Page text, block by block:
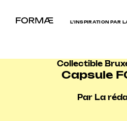
L’INSPIRATION PAR
Collectible
Capsule
Par La